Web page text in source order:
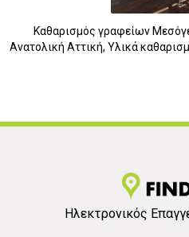
Καθαρισμός γραφείων
Ανατολική Αττική, Υλικά
Ηλεκτρονικός